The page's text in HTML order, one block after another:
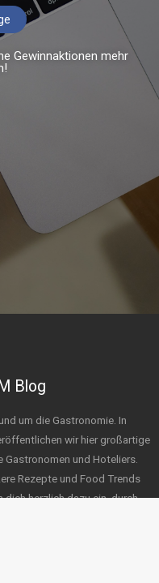
Gewinnaktionen mehr
Blog
um die Gastronomie. In
wir hier großartige
und Hoteliers.
Rezepte und Food Trends
dich herzlich dazu ein, durch